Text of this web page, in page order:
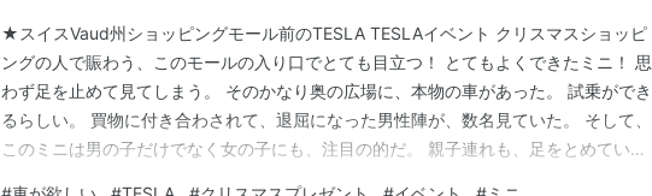
★スイスVaud州ショッピングモール前のTESLA TESLAイベント クリスマスショッピ
ングの人で賑わう、このモールの入り口でとても目立つ！ とてもよくできたミニ！ 思
わず足を止めて見てしまう。 そのかなり奥の広場に、本物の車があった。 試乗ができ
るらしい。 買物に付き合わされて、退屈になった男性陣が、数名見ていた。 そして、
このミニは男の子だけでなく女の子にも、注目の的だ。 親子連れも、足をとめてい